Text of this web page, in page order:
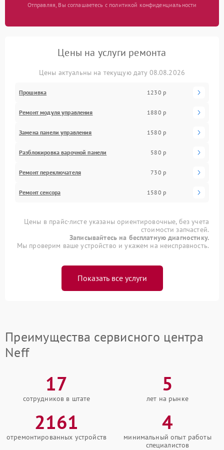
Отправляя, Вы соглашаетесь с политикой конфиденциальности
Цены на услуги ремонта
Цены актуальны на текущую дату 08.08.2026
Прошивка 1230 р
Ремонт модуля управления 1880 р
Замена панели управления 1580 р
Разблокировка варочной панели 580 р
Ремонт переключателя 730 р
Ремонт сенсора 1580 р
Цены в прайс-листе указаны ориентировочные, без учета
стоимости запчастей.
Записывайтесь на бесплатную диагностику.
Мы проверим ваше устройство и укажем на неисправность.
Показать все услуги
Преимущества сервисного центра
Neff
17
сотрудников в штате
5
лет на рынке
2161
отремонтированных устройств
4
минимальный опыт работы
специалистов